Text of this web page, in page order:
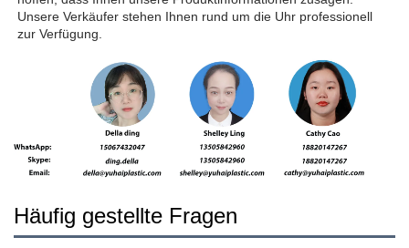
Unsere Verkäufer stehen Ihnen rund um die Uhr professionell
zur Verfügung.
Häufig gestellte Fragen